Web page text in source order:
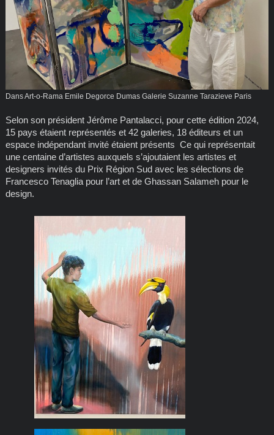
Dans Art-o-Rama Emile Degorce Dumas Galerie Suzanne Tarazieve Paris
Selon son président Jérôme Pantalacci, pour cette édition 2024,
15 pays étaient représentés et 42 galeries, 18 éditeurs et un
espace indépendant invité étaient présents Ce qui représentait
une centaine d’artistes auxquels s’ajoutaient les artistes et
designers invités du Prix Région Sud avec les sélections de
Francesco Tenaglia pour l’art et de Ghassan Salameh pour le
design.